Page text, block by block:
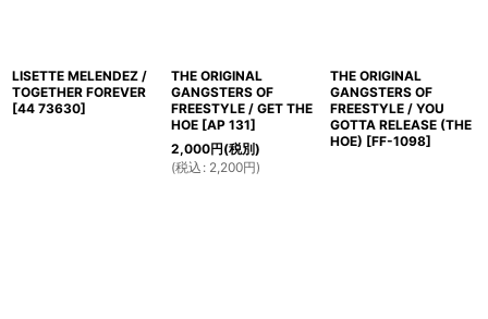
LISETTE MELENDEZ /
TOGETHER FOREVER
[44 73630]
THE ORIGINAL
GANGSTERS OF
FREESTYLE / GET THE
HOE [AP 131]
2,000円(税別)
(税込 : 2,200円)
THE ORIGINAL
GANGSTERS OF
FREESTYLE / YOU
GOTTA RELEASE (THE
HOE) [FF-1098]